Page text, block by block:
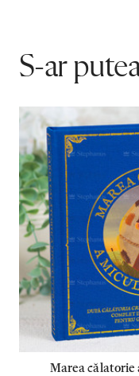
S-ar
Marea călatorie